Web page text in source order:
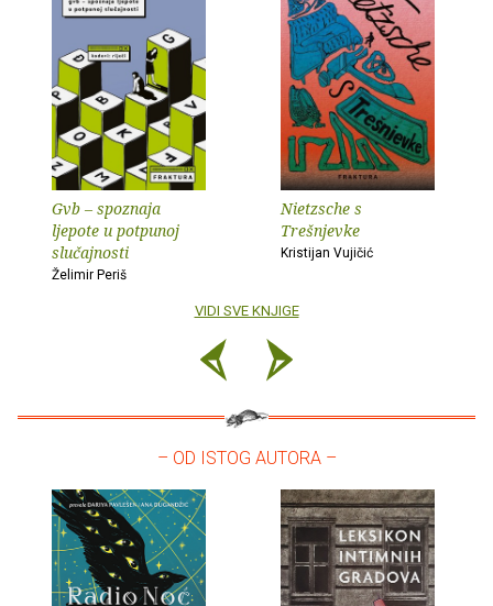
Gvb – spoznaja
ljepote u potpunoj
slučajnosti
Želimir Periš
Nietzsche s
Trešnjevke
Kristijan Vujičić
VIDI SVE KNJIGE
– OD ISTOG AUTORA –